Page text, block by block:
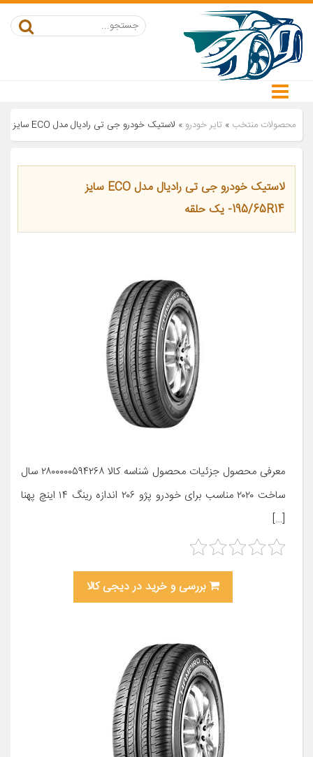
محصولات منتخب » تایر خودرو » لاستیک خودرو جی تی رادیال مدل ECO سایز 195/65R14- یک حلقه
لاستیک خودرو جی تی رادیال مدل ECO سایز
195/65R14- یک حلقه
معرفی محصول جزئیات محصول شناسه کالا ۲۸۰۰۰۰۰۵۹۴۲۶۸ سال
ساخت ۲۰۲۰ مناسب برای خودرو پژو ۲۰۶ اندازه رینگ ۱۴ اینچ پهنا
[…]
بررسی و خرید در دیجی کالا